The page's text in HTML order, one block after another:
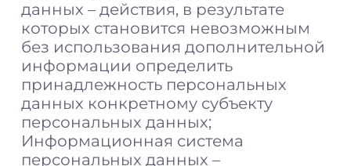
данных – действия, в результате
которых становится невозможным
без использования дополнительной
информации определить
принадлежность персональных
данных конкретному субъекту
персональных данных;
Информационная система
персональных данных –